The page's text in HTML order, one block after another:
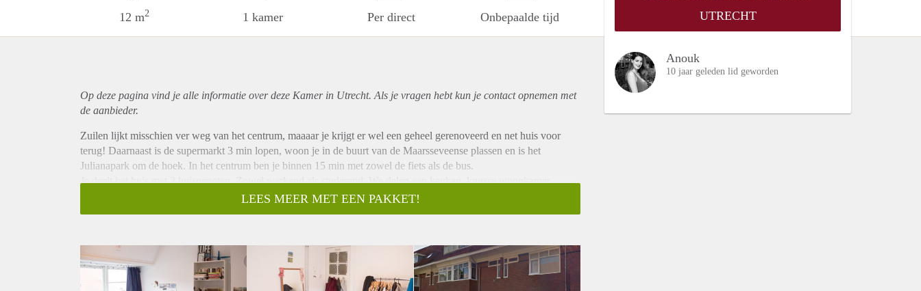
12 m2 1 kamer Per direct Onbepaalde tijd
UTRECHT
Anouk
10 jaar geleden lid geworden
Op deze pagina vind je alle informatie over deze Kamer in Utrecht. Als je vragen hebt kun je contact opnemen met
de aanbieder.
Zuilen lijkt misschien ver weg van het centrum, maaaar je krijgt er wel een geheel gerenoveerd en net huis voor
terug! Daarnaast is de supermarkt 3 min lopen, woon je in de buurt van de Maarsseveense plassen en is het
Julianapark om de hoek. In het centrum ben je binnen 15 min met zowel de fiets als de bus.
Je deelt het huis met 3 huisgenoten. Zowel werkend als studerend. We delen een keuken, knusse woonkamer,
badkamer (met wasmachine!), keuken en balkon.
Interesse? Stuur mij dan een bericht.
LEES MEER MET EEN PAKKET!